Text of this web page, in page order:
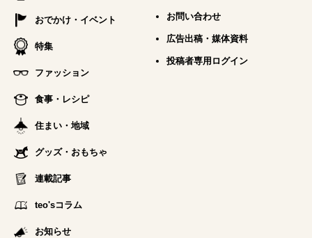
おでかけ・イベント
特集
ファッション
食事・レシピ
住まい・地域
グッズ・おもちゃ
連載記事
teo'sコラム
お知らせ
お問い合わせ
広告出稿・媒体資料
投稿者専用ログイン